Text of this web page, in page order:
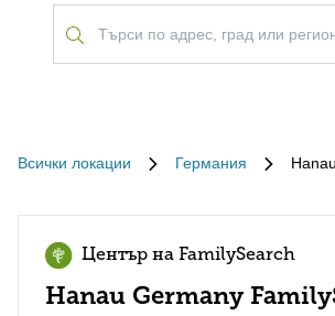
Всички локации Германия Hanau
Център на FamilySearch
Hanau Germany